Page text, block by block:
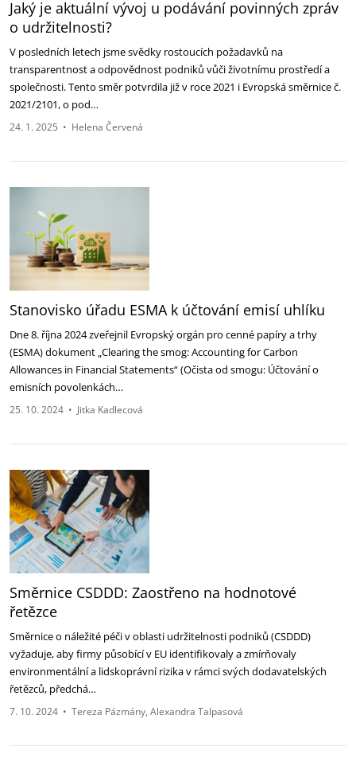
Jaký je aktuální vývoj u podávání povinných zpráv
o udržitelnosti?
V posledních letech jsme svědky rostoucích požadavků na
transparentnost a odpovědnost podniků vůči životnímu prostředí a
společnosti. Tento směr potvrdila již v roce 2021 i Evropská směrnice č.
2021/2101, o pod…
24. 1. 2025 • Helena Červená
Stanovisko úřadu ESMA k účtování emisí uhlíku
Dne 8. října 2024 zveřejnil Evropský orgán pro cenné papíry a trhy
(ESMA) dokument „Clearing the smog: Accounting for Carbon
Allowances in Financial Statements“ (Očista od smogu: Účtování o
emisních povolenkách…
25. 10. 2024 • Jitka Kadlecová
Směrnice CSDDD: Zaostřeno na hodnotové
řetězce
Směrnice o náležité péči v oblasti udržitelnosti podniků (CSDDD)
vyžaduje, aby firmy působící v EU identifikovaly a zmírňovaly
environmentální a lidskoprávní rizika v rámci svých dodavatelských
řetězců, předchá…
7. 10. 2024 • Tereza Pázmány Alexandra Talpasová